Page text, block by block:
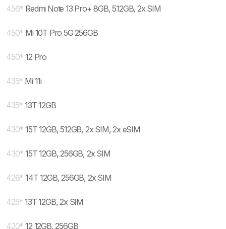
456* Redmi Note 13 Pro+ 8GB, 512GB, 2x SIM
450* Mi 10T Pro 5G 256GB
450* 12 Pro
435* Mi 11i
435* 13T 12GB
430* 15T 12GB, 512GB, 2x SIM, 2x eSIM
430* 15T 12GB, 256GB, 2x SIM
426* 14T 12GB, 256GB, 2x SIM
425* 13T 12GB, 2x SIM
420* 12 12GB, 256GB